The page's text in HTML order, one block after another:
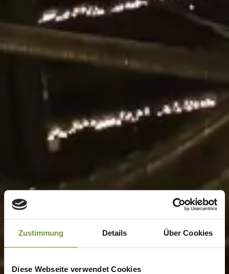
Zustimmung Details Über Cookies
Diese Webseite verwendet Cookies